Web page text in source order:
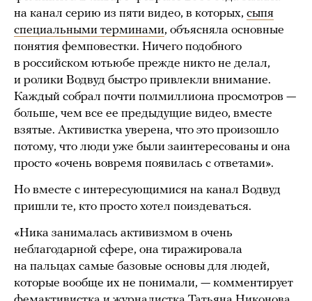
на канал серию из пяти видео, в которых, сыпя
специальными терминами, объясняла основные
понятия фемповестки. Ничего подобного
в российском ютьюбе прежде никто не делал,
и ролики Водвуд быстро привлекли внимание.
Каждый собрал почти полмиллиона просмотров —
больше, чем все ее предыдущие видео, вместе
взятые. Активистка уверена, что это произошло
потому, что люди уже были заинтересованы и она
просто «очень вовремя появилась с ответами».
Но вместе с интересующимися на канал Водвуд
пришли те, кто просто хотел поиздеваться.
«Ника занималась активизмом в очень
неблагодарной сфере, она тиражировала
на пальцах самые базовые основы для людей,
которые вообще их не понимали, — комментирует